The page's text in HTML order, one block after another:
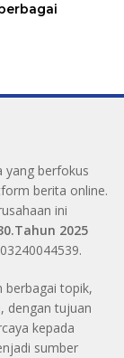
yang berfokus
berita online.
ini
2025
berbagai topik,
dengan tujuan
kepada
sumber